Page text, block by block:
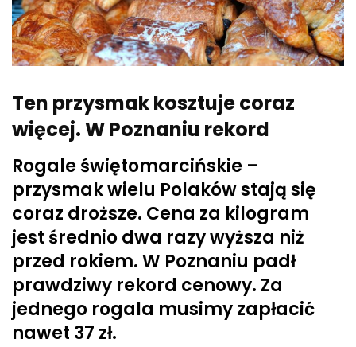
Ten przysmak kosztuje coraz
więcej. W Poznaniu rekord
Rogale świętomarcińskie –
przysmak wielu Polaków stają się
coraz droższe. Cena za kilogram
jest średnio dwa razy wyższa niż
przed rokiem. W Poznaniu padł
prawdziwy rekord cenowy. Za
jednego rogala musimy zapłacić
nawet 37 zł.